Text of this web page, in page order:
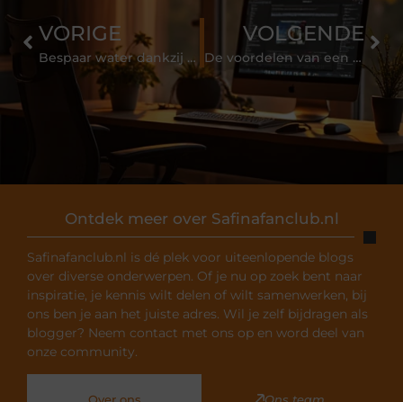
Ontdek meer over Safinafanclub.nl
Safinafanclub.nl is dé plek voor uiteenlopende blogs
over diverse onderwerpen. Of je nu op zoek bent naar
inspiratie, je kennis wilt delen of wilt samenwerken, bij
ons ben je aan het juiste adres. Wil je zelf bijdragen als
blogger? Neem contact met ons op en word deel van
onze community.
VORIGE
Bespaar water dankzij deze zuinige douchekop
VOLGENDE
De voordelen van een online muziekschool: pianolessen volgen vanuit je eigen woonkamer